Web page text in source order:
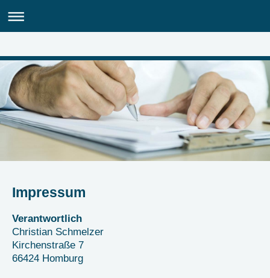
Impressum
Verantwortlich
Christian Schmelzer
Kirchenstraße 7
66424 Homburg